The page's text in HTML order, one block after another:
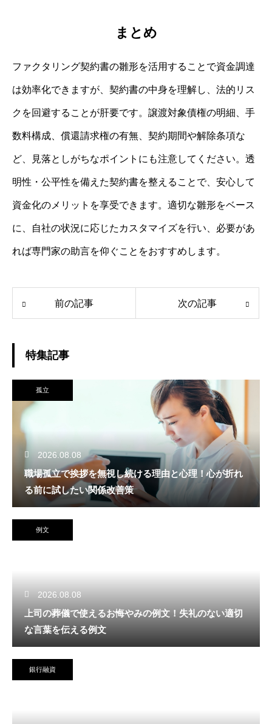
まとめ
ファクタリング契約書の雛形を活用することで資金調達
は効率化できますが、契約書の中身を理解し、法的リス
クを回避することが肝要です。譲渡対象債権の明細、手
数料構成、償還請求権の有無、契約期間や解除条項な
ど、見落としがちなポイントにも注意してください。透
明性・公平性を備えた契約書を整えることで、安心して
資金化のメリットを享受できます。適切な雛形をベース
に、自社の状況に応じたカスタマイズを行い、必要があ
れば専門家の助言を仰ぐことをおすすめします。
前の記事 次の記事
特集記事
孤立
2026.08.08
職場孤立で挨拶を無視し続ける理由と心理！心が折れ
る前に試したい関係改善策
例文
2026.08.08
上司の葬儀で使えるお悔やみの例文！失礼のない適切
な言葉を伝える例文
銀行融資